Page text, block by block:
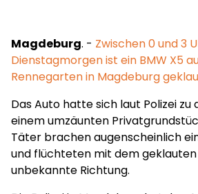
Magdeburg. - Zwischen 0 und 3
Dienstagmorgen ist ein BMW X5
Rennegarten in Magdeburg
Das Auto hatte sich laut Polizei
einem umzäunten
Täter brachen augenscheinlich
und flüchteten mit dem geklauten
unbekannte Richtung.